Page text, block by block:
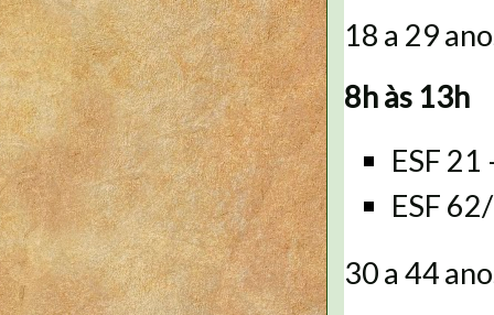
18 a 29
8h às 13h
ESF
ESF
30 a 44